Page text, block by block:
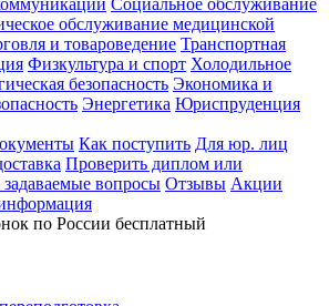
Социальное обслуживание
обслуживание медицинской
и товароведение Транспортная
Физкультура и спорт Холодильное
безопасность Экономика и
Энергетика Юриспруденция
Как поступить Для юр. лиц
Проверить диплом или
задаваемые вопросы Отзывы Акции
по России бесплатный